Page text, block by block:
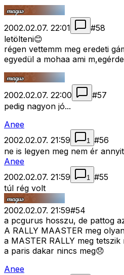
2002.02.07. 22:01 #58
letölteni😊
régen vettemm meg eredeti
egyedül a mohaa ami
2002.02.07. 22:00 #57
pedig nagyon jó...
Anee
2002.02.07. 21:59
1 #56
ne is legyen meg nem ér annyit
Anee
2002.02.07. 21:59
1 #55
túl rég volt
2002.02.07. 21:59#54
a pcgurus hosszu, de pattog
A RALLY MAASTER meg
a MASTER RALLY meg
a paris dakar nincs meg😞
Anee